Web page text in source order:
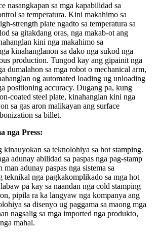
nasangkapan sa mga kapabilidad sa
sa temperatura. Kini makahimo sa
strength plate ngadto sa temperatura sa
sa gitakdang oras, nga makab-ot ang
kini nga makahimo sa
kinahanglanon sa dako nga sukod nga
production. Tungod kay ang gipainit nga
dumalahon sa mga robot o mechanical arm,
og automated loading ug unloading
positioning accuracy. Dugang pa, kung
coated steel plate, kinahanglan kini nga
sa gas aron malikayan ang surface
sa billet.
nga Press:
kinauyokan sa teknolohiya sa hot stamping.
adunay abilidad sa paspas nga pag-stamp
adunay paspas nga sistema sa
teknikal nga pagkakomplikado sa mga hot
pa kay sa naandan nga cold stamping
pipila ra ka langyaw nga kompanya ang
sa disenyo ug paggama sa maong mga
nagsalig sa mga imported nga produkto,
mahal.